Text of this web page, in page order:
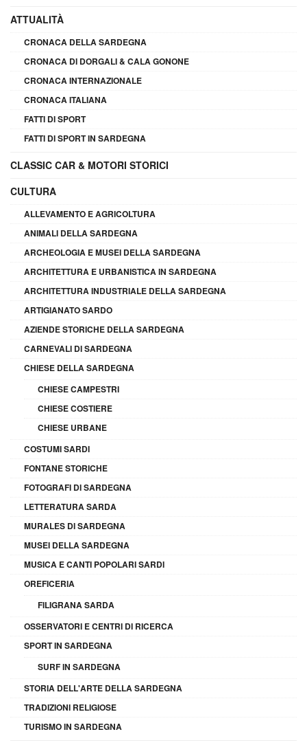
ATTUALITÀ
CRONACA DELLA SARDEGNA
CRONACA DI DORGALI & CALA GONONE
CRONACA INTERNAZIONALE
CRONACA ITALIANA
FATTI DI SPORT
FATTI DI SPORT IN SARDEGNA
CLASSIC CAR & MOTORI STORICI
CULTURA
ALLEVAMENTO E AGRICOLTURA
ANIMALI DELLA SARDEGNA
ARCHEOLOGIA E MUSEI DELLA SARDEGNA
ARCHITETTURA E URBANISTICA IN SARDEGNA
ARCHITETTURA INDUSTRIALE DELLA SARDEGNA
ARTIGIANATO SARDO
AZIENDE STORICHE DELLA SARDEGNA
CARNEVALI DI SARDEGNA
CHIESE DELLA SARDEGNA
CHIESE CAMPESTRI
CHIESE COSTIERE
CHIESE URBANE
COSTUMI SARDI
FONTANE STORICHE
FOTOGRAFI DI SARDEGNA
LETTERATURA SARDA
MURALES DI SARDEGNA
MUSEI DELLA SARDEGNA
MUSICA E CANTI POPOLARI SARDI
OREFICERIA
FILIGRANA SARDA
OSSERVATORI E CENTRI DI RICERCA
SPORT IN SARDEGNA
SURF IN SARDEGNA
STORIA DELL'ARTE DELLA SARDEGNA
TRADIZIONI RELIGIOSE
TURISMO IN SARDEGNA